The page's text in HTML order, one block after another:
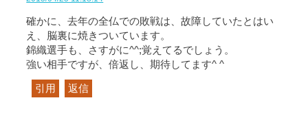
確かに、去年の全仏での敗戦は、故障していたとはい
え、脳裏に焼きついています。
錦織選手も、さすがに^^;覚えてるでしょう。
強い相手ですが、倍返し、期待してます^ ^
引用 返信